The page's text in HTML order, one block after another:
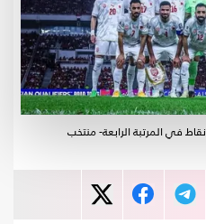
تجمد رصيد المنتخب القطري عند 10 نقاط في المرتبة الرابعة- منتخب